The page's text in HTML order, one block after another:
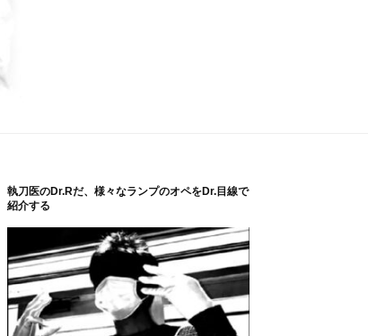
執刀医のDr.Rだ、様々なランプのオペをDr.目線で
紹介する